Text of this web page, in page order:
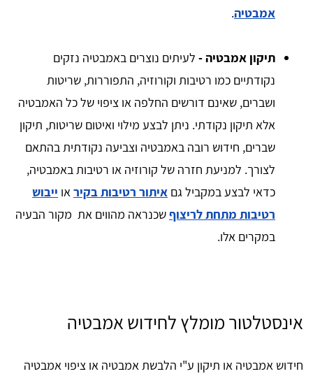
אמבטיה.
תיקון אמבטיה - לעיתים נוצרים באמבטיה נזקים
נקודתיים כמו רטיבות וקורוזיה, התפוררות, שריטות
ושברים, שאינם דורשים החלפה או ציפוי של כל האמבטיה
אלא תיקון נקודתי. ניתן לבצע מילוי ואיטום שריטות, תיקון
שברים, חידוש רובה באמבטיה וצביעה נקודתית בהתאם
לצורך. למניעת חזרה של קורוזיה או רטיבות באמבטיה,
כדאי לבצע במקביל גם איתור רטיבות בקיראו ייבוש
רטיבות מתחת לריצוףשכנראה מהווים את מקור הבעיה
במקרים אלו.
אינסטלטור מומלץ לחידוש אמבטיה
חידוש אמבטיה או תיקון ע"י הלבשת אמבטיה או ציפוי אמבטיה